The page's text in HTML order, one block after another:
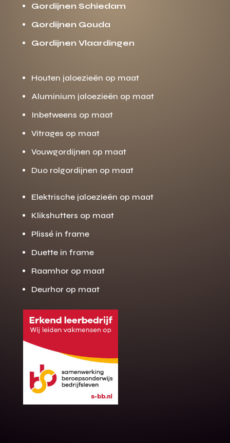
Gratis offerte
op maat?
Binnen 24 uur jouw gratis offerte
10 jaar garantie op de montage
Gordijnen Schiedam
Gordijnen Gouda
Gordijnen Vlaardingen
Houten jaloezieën op maat
Aluminium jaloezieën op maat
Inbetweens op maat
Vitrages op maat
Vouwgordijnen op maat
Duo rolgordijnen op maat
Elektrische jaloezieën op maat
Klikshutters op maat
Plissé in frame
Duette in frame
Raamhor op maat
Deurhor op maat